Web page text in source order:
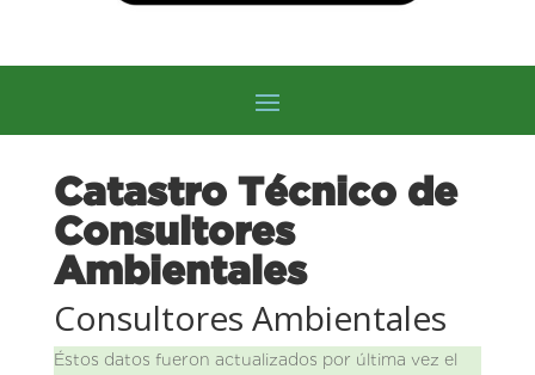
Catastro Técnico de
Consultores
Ambientales
Consultores Ambientales
Éstos datos fueron actualizados por última vez el